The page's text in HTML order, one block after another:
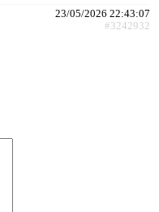
23/05/2026 22:43:07
#3242932